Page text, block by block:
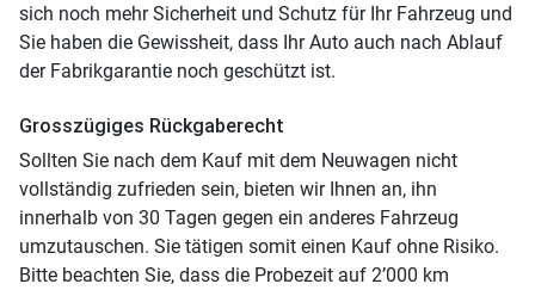
sich noch mehr Sicherheit und Schutz für Ihr Fahrzeug und
Sie haben die Gewissheit, dass Ihr Auto auch nach Ablauf
der Fabrikgarantie noch geschützt ist.
Grosszügiges Rückgaberecht
Sollten Sie nach dem Kauf mit dem Neuwagen nicht
vollständig zufrieden sein, bieten wir Ihnen an, ihn
innerhalb von 30 Tagen gegen ein anderes Fahrzeug
umzutauschen. Sie tätigen somit einen Kauf ohne Risiko.
Bitte beachten Sie, dass die Probezeit auf 2’000 km